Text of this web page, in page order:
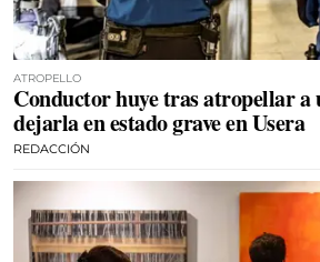
ATROPELLO
Conductor huye tras atropellar a
dejarla en estado grave en Usera
REDACCIÓN